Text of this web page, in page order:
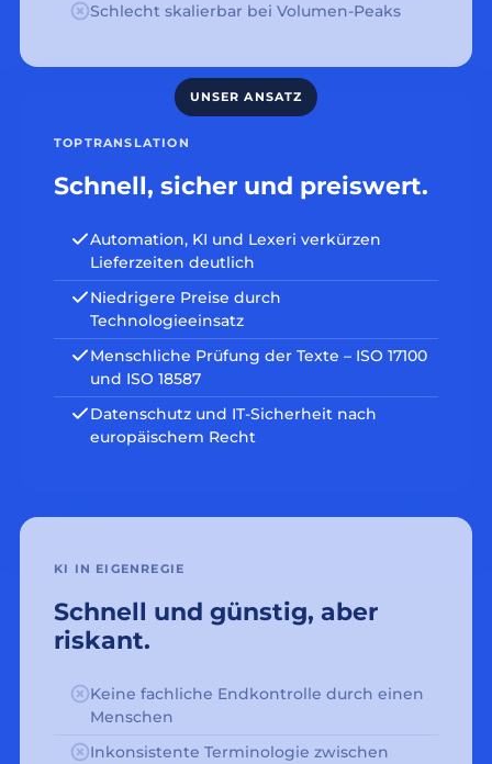
Schlecht skalierbar bei Volumen-Peaks
TOPTRANSLATION
Schnell, sicher und preiswert.
Automation, KI und Lexeri verkürzen
Lieferzeiten deutlich
Niedrigere Preise durch
Technologieeinsatz
Menschliche Prüfung der Texte – ISO 17100
und ISO 18587
Datenschutz und IT-Sicherheit nach
europäischem Recht
KI IN EIGENREGIE
Schnell und günstig, aber
riskant.
Keine fachliche Endkontrolle durch einen
Menschen
Inkonsistente Terminologie zwischen